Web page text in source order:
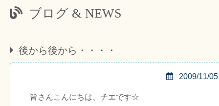
ブログ & NEWS
後から後から・・・・
2009/11/05
皆さんこんにちは、チエです☆